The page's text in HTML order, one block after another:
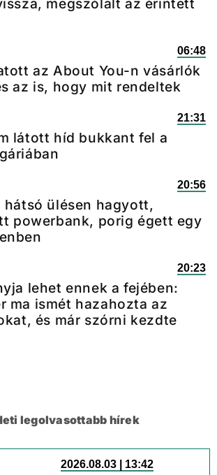
megszólalt az érintett
06:48
az About You-n vásárlók
az is, hogy mit rendeltek
21:31
látott híd bukkant fel a
20:56
hátsó ülésen hagyott,
powerbank, porig égett egy
20:23
lehet ennek a fejében:
ma ismét hazahozta az
és már szórni kezdte
legolvasottabb hírek
2026.08.03 | 13:42